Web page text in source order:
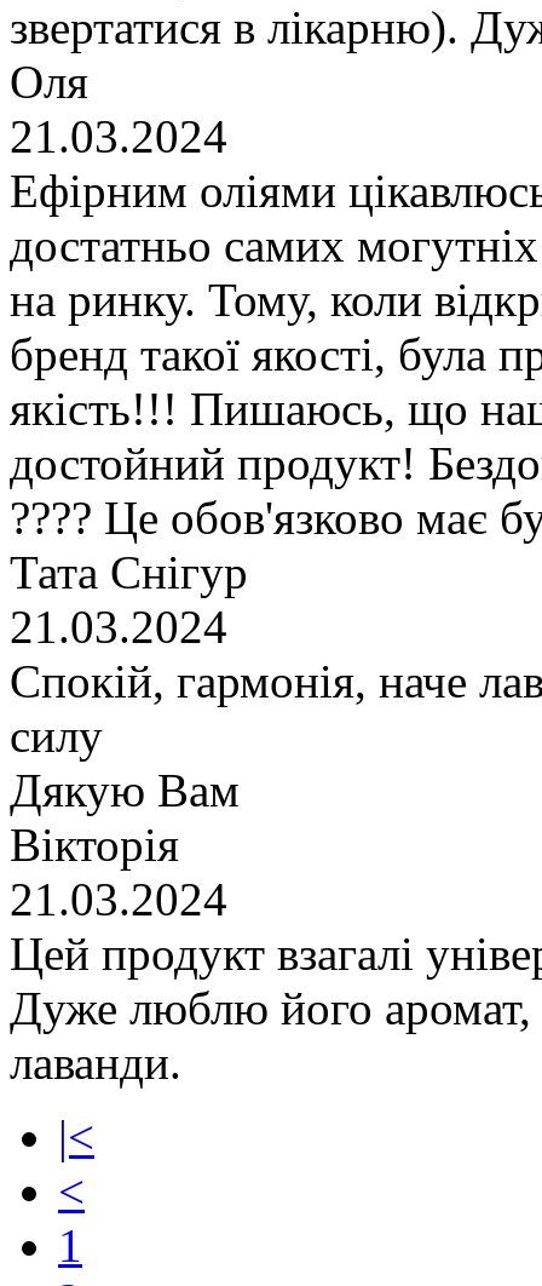
звертатися в лікарню).
Оля
21.03.2024
Ефірним оліями
достатньо самих могутніх
на ринку. Тому, коли
бренд такої якості, була
якість!!! Пишаюсь, що
достойний продукт!
???? Це обов'язково має
Тата Снігур
21.03.2024
Спокій, гармонія, наче
силу
Дякую Вам
Вікторія
21.03.2024
Цей продукт взагалі
Дуже люблю його аромат,
лаванди.
|<
<
1